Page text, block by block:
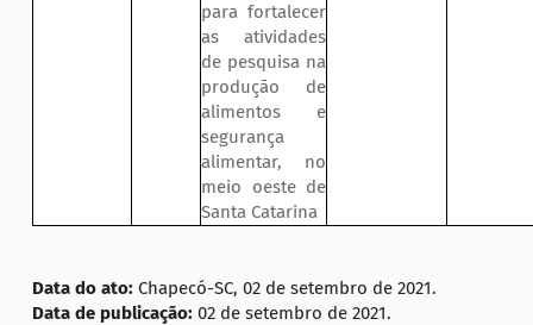
para fortalecer
as atividades
de pesquisa na
produção de
alimentos e
segurança
alimentar, no
meio oeste de
Santa Catarina
Data do ato: Chapecó-SC, 02 de setembro de 2021.
Data de publicação: 02 de setembro de 2021.